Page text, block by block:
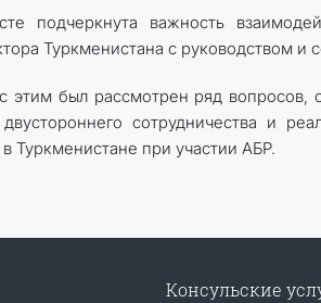
подчеркнута важность
Туркменистана с руководством и
этим был рассмотрен ряд
сотрудничества и
Туркменистане при участии АБР.
Консульские